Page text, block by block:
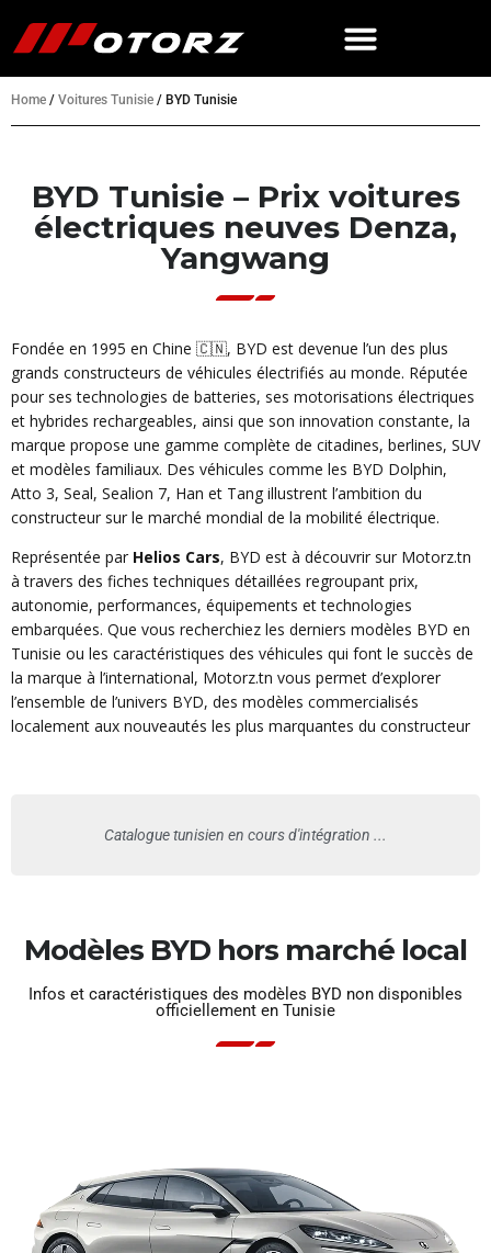
Home / Voitures Tunisie / BYD Tunisie
BYD Tunisie – Prix voitures
électriques neuves Denza,
Yangwang
Fondée en 1995 en Chine 🇨🇳, BYD est devenue l’un des plus
grands constructeurs de véhicules électrifiés au monde. Réputée
pour ses technologies de batteries, ses motorisations électriques
et hybrides rechargeables, ainsi que son innovation constante, la
marque propose une gamme complète de citadines, berlines, SUV
et modèles familiaux. Des véhicules comme les BYD Dolphin,
Atto 3, Seal, Sealion 7, Han et Tang illustrent l’ambition du
constructeur sur le marché mondial de la mobilité électrique.
Représentée par Helios Cars, BYD est à découvrir sur Motorz.tn
à travers des fiches techniques détaillées regroupant prix,
autonomie, performances, équipements et technologies
embarquées. Que vous recherchiez les derniers modèles BYD en
Tunisie ou les caractéristiques des véhicules qui font le succès de
la marque à l’international, Motorz.tn vous permet d’explorer
l’ensemble de l’univers BYD, des modèles commercialisés
localement aux nouveautés les plus marquantes du constructeur
Catalogue tunisien en cours d'intégration ...
Modèles BYD hors marché local
Infos et caractéristiques des modèles BYD non disponibles
officiellement en Tunisie